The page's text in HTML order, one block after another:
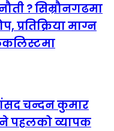
? सिम्रौनगढमा
प्रतिक्रिया माग्न
चन्दन कुमार
पहलको व्यापक